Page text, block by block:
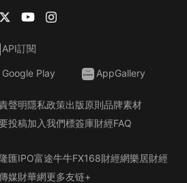
API訂閱
Google Play AppGallery
聲明隱私政策出版原則品牌素材
投稿加入我們標簽庫財經FAQ
匯IPO富途牛牛FX168財經網樂居財經
媒財華網更多友链+